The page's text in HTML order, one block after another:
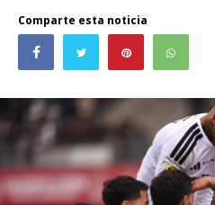
Comparte esta noticia